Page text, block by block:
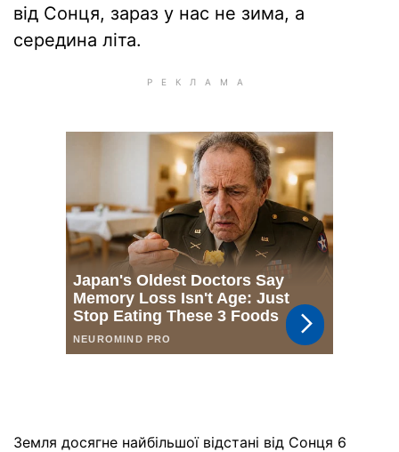
від Сонця, зараз у нас не зима, а
середина літа.
Земля досягне найбільшої відстані від Сонця 6